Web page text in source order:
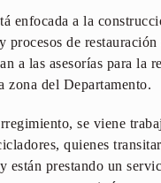
enfocada a la
procesos de
a las asesorías para la
zona del Departamento.
se viene
quienes
están prestando un